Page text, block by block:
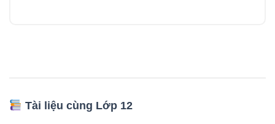
Tài liệu cùng Lớp 12